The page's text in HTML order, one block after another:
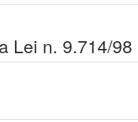
Lei n. 9.714/98